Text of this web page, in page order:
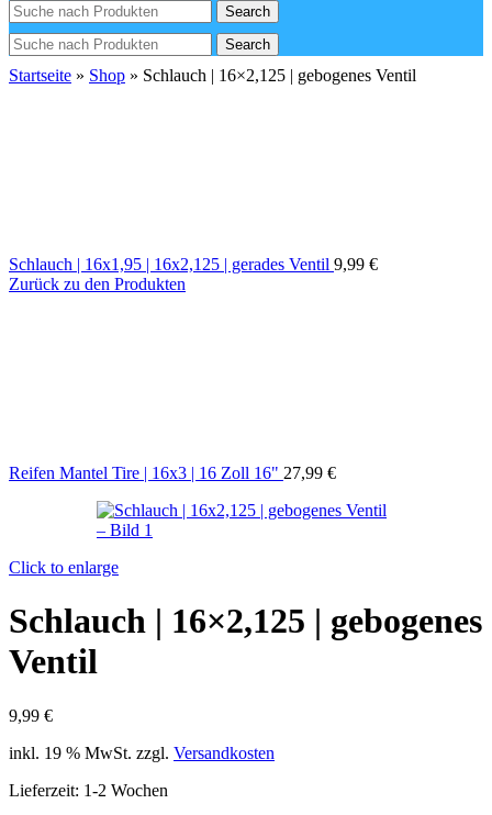
Search
Search
Startseite » Shop » Schlauch | 16×2,125 | gebogenes Ventil
Schlauch | 16x1,95 | 16x2,125 | gerades Ventil 9,99 €
Zurück zu den Produkten
Reifen Mantel Tire | 16x3 | 16 Zoll 16" 27,99 €
Click to enlarge
Schlauch | 16×2,125 | gebogenes
Ventil
9,99 €
inkl. 19 % MwSt. zzgl. Versandkosten
Lieferzeit: 1-2 Wochen